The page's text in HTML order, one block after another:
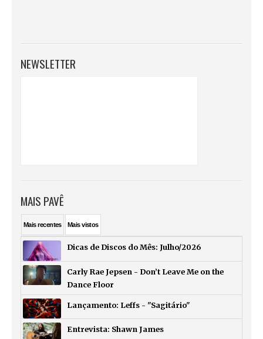
NEWSLETTER
MAIS PAVÊ
Maisrecentes Maisvistos
Dicas de Discos do Mês: Julho/2026
Carly Rae Jepsen - Don’t Leave Me on the
Dance Floor
Lançamento: Leffs - "Sagitário"
Entrevista: Shawn James